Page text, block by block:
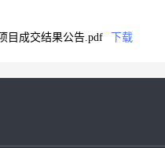
目成交结果公告.pdf
下载